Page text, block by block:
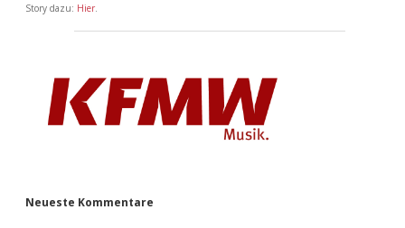
Story dazu: Hier.
Neueste Kommentare